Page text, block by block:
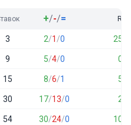
+/-/= ROI
3 2/1 /0 25.0
9 5/4/0 0.6
15 8/6/1 5.4
30 17/13/0 2.5
54 30/24/0 10.1